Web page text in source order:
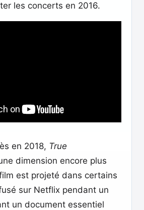
les concerts en 2016.
en 2018, True
dimension encore plus
est projeté dans certains
sur Netflix pendant un
un document essentiel